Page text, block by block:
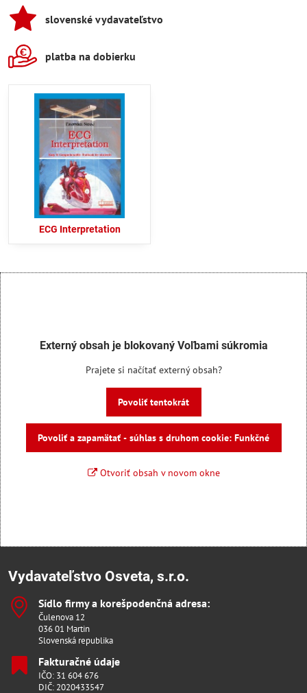
slovenské vydavateľstvo
platba na dobierku
ECG Interpretation
Externý obsah je blokovaný Voľbami súkromia
Prajete si načítať externý obsah?
Povoliť tentokrát
Povoliť a zapamätať - súhlas s druhom cookie: Funkčné
Otvoriť obsah v novom okne
Vydavateľstvo Osveta, s.r.o.
Sídlo firmy a korešpodenčná adresa:
Čulenova 12
036 01 Martin
Slovenská republika
Fakturačné údaje
IČO: 31 604 676
DIČ: 2020433547